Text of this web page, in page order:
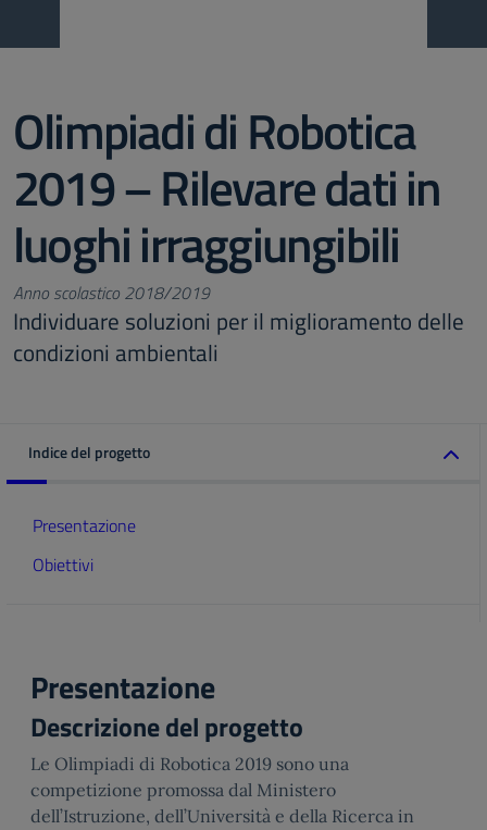
Olimpiadi di Robotica
2019 – Rilevare dati in
luoghi irraggiungibili
Anno scolastico 2018/2019
Individuare soluzioni per il miglioramento delle
condizioni ambientali
Indice del progetto
Presentazione
Obiettivi
Presentazione
Descrizione del progetto
Le Olimpiadi di Robotica 2019 sono una
competizione promossa dal Ministero
dell’Istruzione, dell’Università e della Ricerca in